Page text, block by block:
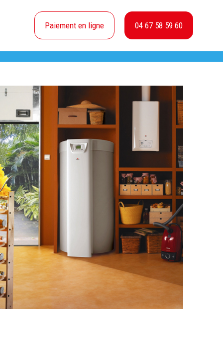
Paiement en ligne 04 67 58 59 60